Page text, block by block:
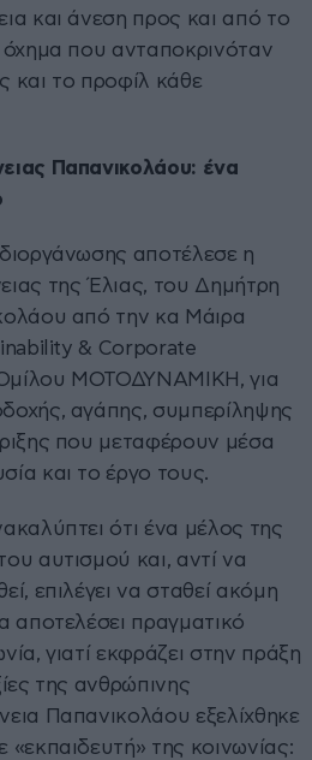
και άνεση προς και από το
που ανταποκρινόταν
και το προφίλ κάθε
Παπανικολάου: ένα
αποτέλεσε η
της Έλιας, του Δημήτρη
από την κα Μάιρα
& Corporate
ΜΟΤΟΔΥΝΑΜΙΚΗ, για
αγάπης, συμπερίληψης
που μεταφέρουν μέσα
και το έργο τους.
ότι ένα μέλος της
αυτισμού και, αντί να
επιλέγει να σταθεί ακόμη
αποτελέσει πραγματικό
γιατί εκφράζει στην πράξη
της ανθρώπινης
Παπανικολάου εξελίχθηκε
της κοινωνίας: